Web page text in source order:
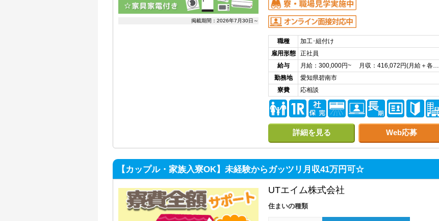
掲載期間：2026年7月30日～
職種
加工･組付け
雇用形態
正社員
給与
月給：300,000円~ 月収：416,072円(月給＋各…
勤務地
愛知県碧南市
寮費
応相談
詳細を見る Web応募
【カップル・家族入寮OK】未経験からガッツリ月収41万円可☆
UTエイム株式会社
住まいの種類